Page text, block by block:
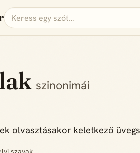
szinonimái
olvasztásakor keletkező